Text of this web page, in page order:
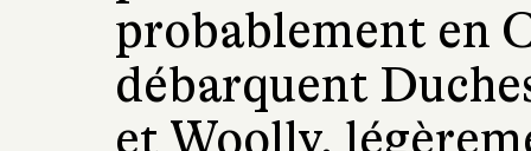
probablement en
débarquent
et Woolly,